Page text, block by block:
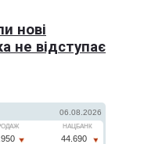
нові
не відступає